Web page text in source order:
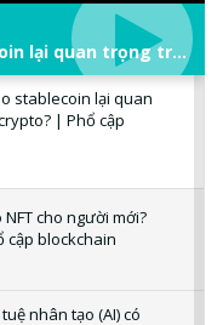
Stablecoin là gì? Tại sao stablecoin lại quan trọng trong thị trường crypto? | Phổ cập Blockchain
stablecoin lại quan
| Phổ cập
NFT cho người mới?
cập blockchain
nhân tạo (AI) có